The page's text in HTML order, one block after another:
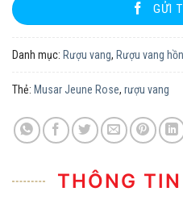
GỬI
Danh mục: Rượu vang, Rượu vang
Thẻ: Musar Jeune Rose, rượu vang
THÔNG